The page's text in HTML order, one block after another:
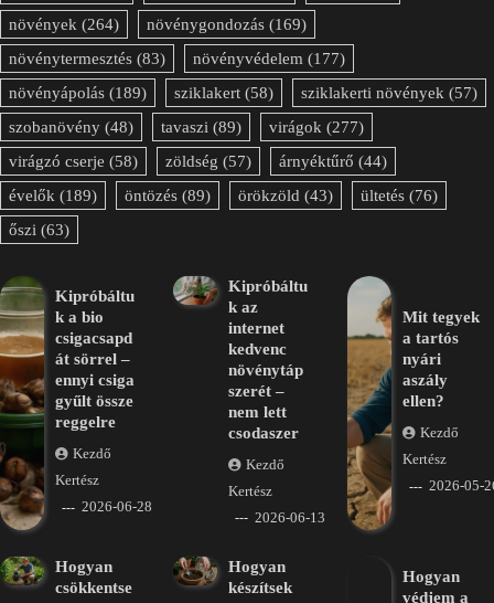
növények (264) növénygondozás (169)
növénytermesztés (83) növényvédelem (177)
növényápolás (189) sziklakert (58) sziklakerti növények (57)
szobanövény (48) tavaszi (89) virágok (277)
virágzó cserje (58) zöldség (57) árnyéktűrő (44)
évelők (189) öntözés (89) örökzöld (43) ültetés (76)
őszi (63)
Kipróbáltu
k a bio
csigacsapd
át sörrel –
ennyi csiga
gyűlt össze
reggelre
Kezdő
Kertész
2026-06-28
Kipróbáltu
k az
internet
kedvenc
növénytáp
szerét –
nem lett
csodaszer
Kezdő
Kertész
2026-06-13
Mit tegyek
a tartós
nyári
aszály
ellen?
Kezdő
Kertész
2026-05-
Hogyan
csökkentse
Hogyan
készítsek
Hogyan
védjem a